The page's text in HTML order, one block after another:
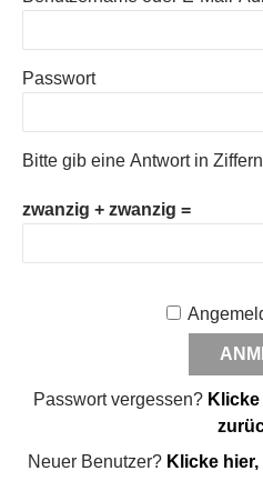
Passwort
Bitte gib eine Antwort in
zwanzig + zwanzig =
Passwort vergessen?
Neuer Benutzer? Klicke